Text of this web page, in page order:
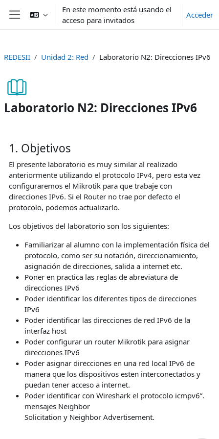
Salta al contenido principal
Panel lateral
En este momento está usando el
acceso para invitados
Acceder
REDESII Unidad 2: Red Laboratorio N2: Direcciones IPv6
Laboratorio N2: Direcciones IPv6
1. Objetivos
El presente laboratorio es muy similar al realizado
anteriormente utilizando el protocolo IPv4, pero esta vez
configuraremos el Mikrotik para que trabaje con
direcciones IPv6. Si el Router no trae por defecto el
protocolo, podemos actualizarlo.
Los objetivos del laboratorio son los siguientes:
Familiarizar al alumno con la implementación física del
protocolo, como ser su notación, direccionamiento,
asignación de direcciones, salida a internet etc.
Poner en practica las reglas de abreviatura de
direcciones IPv6
Poder identificar los diferentes tipos de direcciones
IPv6
Poder identificar las direcciones de red IPv6 de la
interfaz host
Poder configurar un router Mikrotik para asignar
direcciones IPv6
Poder asignar direcciones en una red local IPv6 de
manera que los dispositivos esten interconectados y
puedan tener acceso a internet.
Poder identificar con Wireshark el protocolo icmpv6”.
mensajes Neighbor
Solicitation y Neighbor Advertisement.